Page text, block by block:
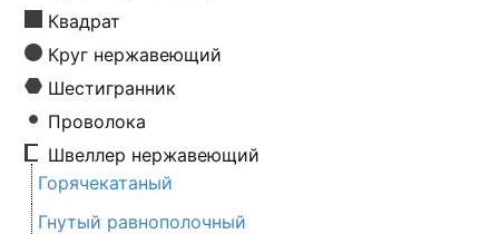
Квадрат
Круг нержавеющий
Шестигранник
Проволока
Швеллер нержавеющий
Горячекатаный
Гнутый равнополочный